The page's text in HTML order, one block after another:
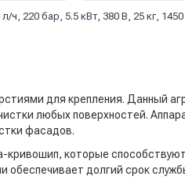
л/ч, 220 бар, 5.5 кВт, 380 В, 25 кг, 1450
для крепления. Данный
любых поверхностей.
фасадов.​
кривошип, которые
обеспечивает долгий срок